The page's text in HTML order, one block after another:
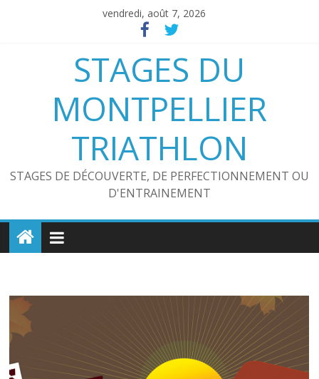
vendredi, août 7, 2026
STAGES DU
MONTPELLIER
TRIATHLON
STAGES DE DÉCOUVERTE, DE PERFECTIONNEMENT OU
D'ENTRAINEMENT